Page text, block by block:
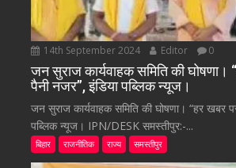
14th September 2024 Editor 0
जन सुराज कार्यवाहक समिति की घोषणा।
पैनी नजर”, इंडिया पब्लिक न्यूज।
जन सुराज कार्यवाहक समिति की घोषणा। “हर खबर
पब्लिक न्यूज। IPN/DESK समस्तीपुर:-...
बिहार राजनीतिक राज्य समस्तीपुर